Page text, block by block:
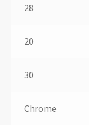
28
20
30
Chrome